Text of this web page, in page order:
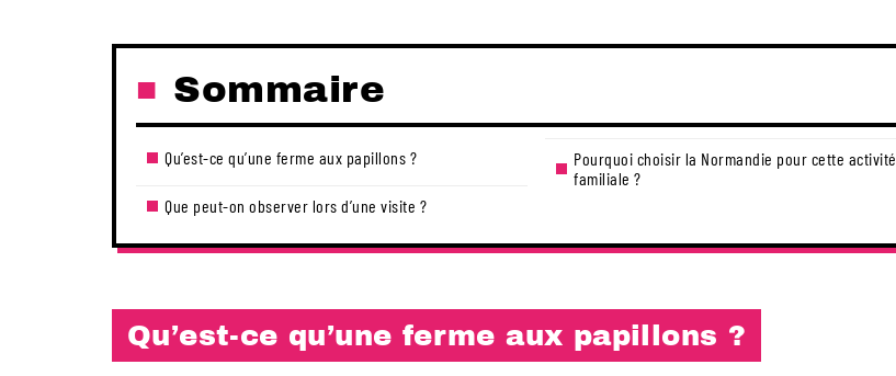
Sommaire
Qu’est-ce qu’une ferme aux papillons ?
Que peut-on observer lors d’une visite ?
Pourquoi choisir la Normandie pour cette activité
familiale ?
Qu’est-ce qu’une ferme aux papillons ?